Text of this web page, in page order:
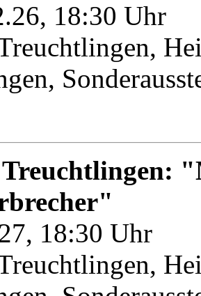
18:30 Uhr
18:30 Uhr